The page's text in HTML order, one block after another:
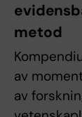
metod
av
av